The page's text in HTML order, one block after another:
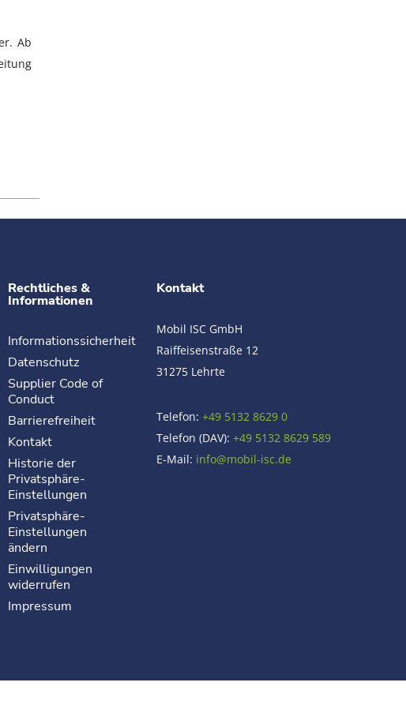
Ab
Rechtliches &
Informationen
Informationssicherheit
Datenschutz
Supplier Code of
Conduct
Barrierefreiheit
Kontakt
Historie der
Privatsphäre-
Einstellungen
Privatsphäre-
Einstellungen
ändern
Einwilligungen
widerrufen
Impressum
Kontakt
Mobil ISC GmbH
Raiffeisenstraße 12
31275 Lehrte
Telefon: +49 5132 8629 0
Telefon (DAV): +49 5132 8629 589
E-Mail: info@mobil-isc.de